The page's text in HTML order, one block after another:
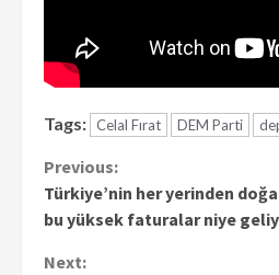
Tags: Celal Fırat DEM Parti
Continue
Reading
Previous:
Türkiye’nin her yerinden
bu yüksek faturalar niye
Next: